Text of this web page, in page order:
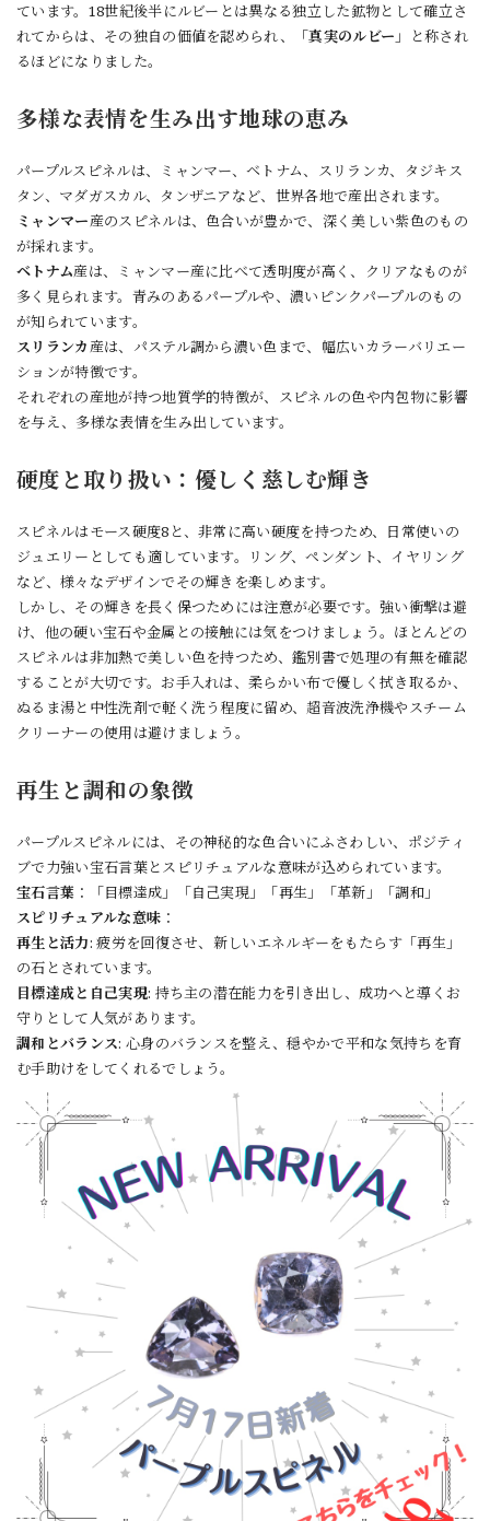
ています。18世紀後半にルビーとは異なる独立した鉱物として確立さ
れてからは、その独自の価値を認められ、「真実のルビー 」と称され
るほどになりました。
多様な表情を生み出す地球の恵み
パープルスピネルは、ミャンマー、ベトナム、スリランカ、タジキス
タン、マダガスカル、タンザニアなど、世界各地で産出されます。
ミャンマー産のスピネルは、色合いが豊かで、深く美しい紫色のもの
が採れます。
ベトナム産は、ミャンマー産に比べて透明度が高く、クリアなものが
多く見られます。青みのあるパープルや、濃いピンクパープルのもの
が知られています。
スリランカ産は、パステル調から濃い色まで、幅広いカラーバリエー
ションが特徴です。
それぞれの産地が持つ地質学的特徴が、スピネルの色や内包物に影響
を与え、多様な表情を生み出しています。
硬度と取り扱い：優しく慈しむ輝き
スピネルはモース硬度8と、非常に高い硬度を持つため、日常使いの
ジュエリーとしても適しています。リング、ペンダント、イヤリング
など、様々なデザインでその輝きを楽しめます。
しかし、その輝きを長く保つためには注意が必要です。強い衝撃は避
け、他の硬い宝石や金属との接触には気をつけましょう。ほとんどの
スピネルは非加熱で美しい色を持つため、鑑別書で処理の有無を確認
することが大切です。お手入れは、柔らかい布で優しく拭き取るか、
ぬるま湯と中性洗剤で軽く洗う程度に留め、超音波洗浄機やスチーム
クリーナーの使用は避けましょう。
再生と調和の象徴
パープルスピネルには、その神秘的な色合いにふさわしい、ポジティ
ブで力強い宝石言葉とスピリチュアルな意味が込められています。
宝石言葉 ：「目標達成」「自己実現」「再生」「革新」「調和」
スピリチュアルな意味 ：
再生と活力: 疲労を回復させ、新しいエネルギーをもたらす「再生」
の石とされています。
目標達成と自己実現: 持ち主の潜在能力を引き出し、成功へと導くお
守りとして人気があります。
調和とバランス: 心身のバランスを整え、穏やかで平和な気持ちを育
む手助けをしてくれるでしょう。